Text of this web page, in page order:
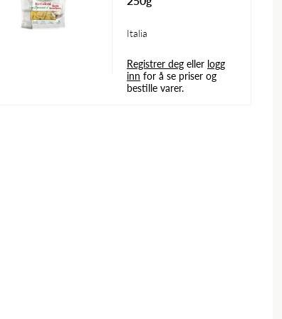
Italia
Registrer deg eller logg
inn for å se priser og
bestille varer.